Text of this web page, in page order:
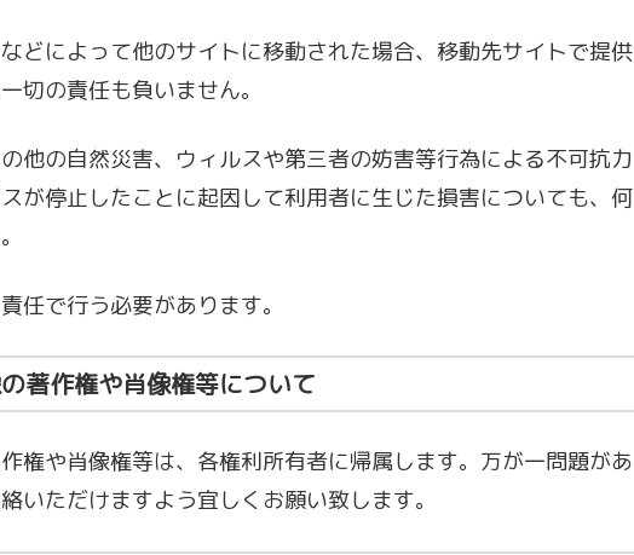
どによって他のサイトに移動された場合、移動先サイトで提供
切の責任も負いません。
他の自然災害、ウィルスや第三者の妨害等行為による不可抗力
が停止したことに起因して利用者に生じた損害についても、何
任で行う必要があります。
著作権や肖像権等について
権や肖像権等は、各権利所有者に帰属します。万が一問題があ
いただけますよう宜しくお願い致します。